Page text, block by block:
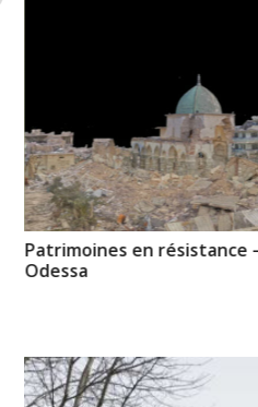
Patrimoines en résistance
Odessa